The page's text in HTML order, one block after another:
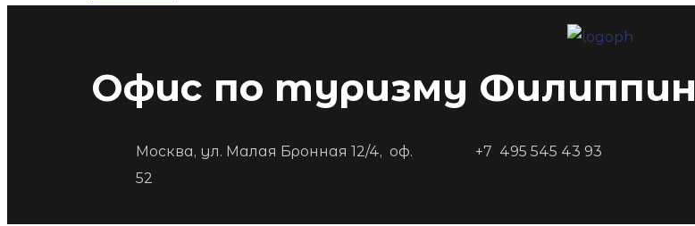
Офис по туризму Филиппин
Москва, ул. Малая Бронная 12/4, оф.
52
+7 495 545 43 93